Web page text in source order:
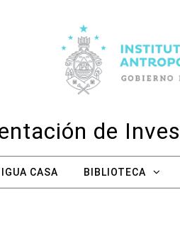
de
CASA BIBLIOTECA